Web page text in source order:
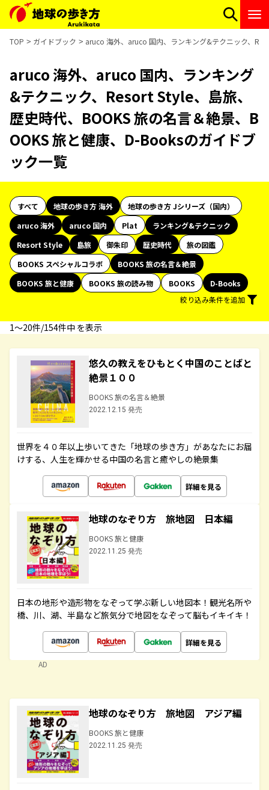
TOP ガイドブック aruco 海外、aruco 国内、ランキング&テクニック、
aruco 海外、aruco 国内、ランキング
&テクニック、Resort Style、島旅、
歴史時代、BOOKS 旅の名言＆絶景、B
OOKS 旅と健康、D-Booksのガイドブ
ック一覧
すべて 地球の歩き方 海外
地球の歩き方 Jシリーズ（国内）
aruco 海外
aruco 国内 Plat
ランキング&テクニック
Resort Style
島旅 御朱印 歴史時代
旅の図鑑
BOOKS スペシャルコラボ
BOOKS 旅の名言＆絶景
BOOKS 旅と健康
BOOKS 旅の読み物 BOOKS
D-Books
絞り込み条件を追加
1〜20件/154件中 を表示
悠久の教えをひもとく中国のことばと
絶景１００
BOOKS 旅の名言＆絶景
2022.12.15 発売
世界を４０年以上歩いてきた「地球の歩き方」があなたにお届
けする、人生を輝かせる中国の名言と癒やしの絶景集
詳細を見る
地球のなぞり方 旅地図 日本編
BOOKS 旅と健康
2022.11.25 発売
日本の地形や造形物をなぞって学ぶ新しい地図本！観光名所や
橋、川、湖、半島など旅気分で地図をなぞって脳もイキイキ！
詳細を見る
AD
地球のなぞり方 旅地図 アジア編
BOOKS 旅と健康
2022.11.25 発売